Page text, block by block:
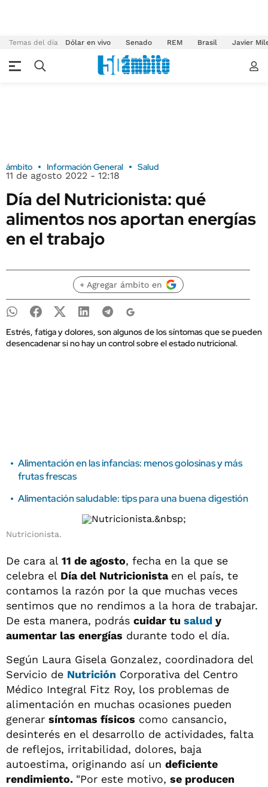
Temas del día Dólar en vivo Senado REM Brasil Javier
ámbito Información General Salud
11 de agosto 2022 - 12:18
Día del Nutricionista: qué
alimentos nos aportan energías
en el trabajo
+ Agregar ámbito en
Estrés, fatiga y dolores, son algunos de los síntomas que se pueden
desencadenar si no hay un control sobre el estado nutricional.
Alimentación en las infancias: menos golosinas y más
frutas frescas
Alimentación saludable: tips para una buena digestión
Nutricionista.
De cara al 11 de agosto, fecha en la que se
celebra el Día del Nutricionista en el país, te
contamos la razón por la que muchas veces
sentimos que no rendimos a la hora de trabajar.
De esta manera, podrás cuidar tu salud y
aumentar las energías durante todo el día.
Según Laura Gisela Gonzalez, coordinadora del
Servicio de Nutrición Corporativa del Centro
Médico Integral Fitz Roy, los problemas de
alimentación en muchas ocasiones pueden
generar síntomas físicos como cansancio,
desinterés en el desarrollo de actividades, falta
de reflejos, irritabilidad, dolores, baja
autoestima, originando así un deficiente
rendimiento. "Por este motivo, se producen